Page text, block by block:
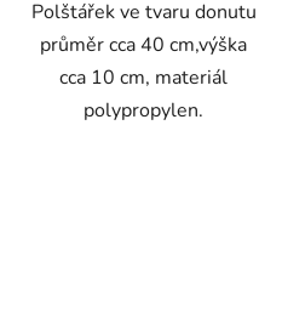
Polštářek ve tvaru donutu
průměr cca 40 cm,výška
cca 10 cm, materiál
polypropylen.